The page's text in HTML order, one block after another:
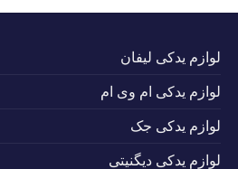
لوازم یدکی لیفان
لوازم یدکی ام وی ام
لوازم یدکی جک
لوازم یدکی دیگنیتی